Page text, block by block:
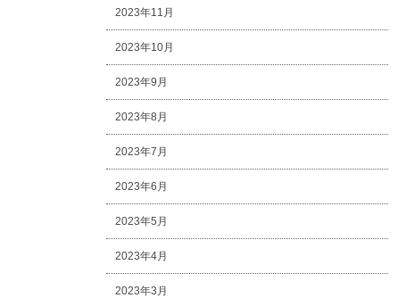
2023年11月
2023年10月
2023年9月
2023年8月
2023年7月
2023年6月
2023年5月
2023年4月
2023年3月